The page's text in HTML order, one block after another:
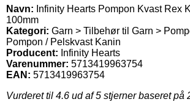
Navn: Infinity Hearts Pompon Kvast Rex
100mm
Kategori: Garn > Tilbehør til Garn >
Pompon / Pelskvast Kanin
Producent: Infinity Hearts
Varenummer: 5713419963754
EAN: 5713419963754
Vurderet til 4.6 ud af 5 stjerner baseret på